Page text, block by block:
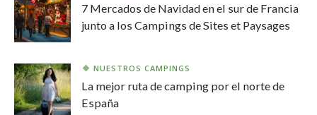
7 Mercados de Navidad en el sur de Francia
junto a los Campings de Sites et Paysages
NUESTROS CAMPINGS
La mejor ruta de camping por el norte de
España